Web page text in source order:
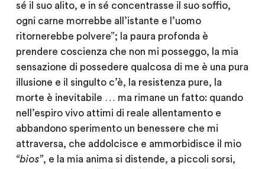
sé il suo alito, e in sé concentrasse il suo soffio,
ogni carne morrebbe all’istante e l’uomo
ritornerebbe polvere”; la paura profonda è
prendere coscienza che non mi posseggo, la mia
sensazione di possedere qualcosa di me è una pura
illusione e il singulto c’è, la resistenza pure, la
morte è inevitabile … ma rimane un fatto: quando
nell’espiro vivo attimi di reale allentamento e
abbandono sperimento un benessere che mi
attraversa, che addolcisce e ammorbidisce il mio
“bios”, e la mia anima si distende, a piccoli sorsi,